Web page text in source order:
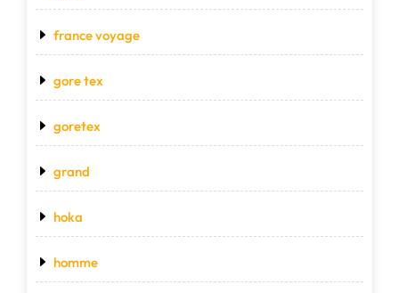
france voyage
gore tex
goretex
grand
hoka
homme